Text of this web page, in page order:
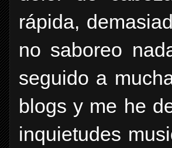
rápida,
no saboreo
seguido a
blogs y me he
inquietudes